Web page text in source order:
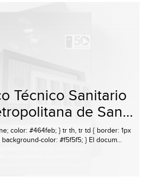
Técnico Sanitario
de San...
color: #464feb; } tr th, tr td { border: 1px
color: #f5f5f5; } El docum...